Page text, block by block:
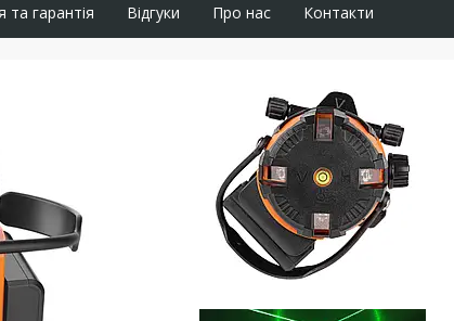
та гарантія Відгуки Про нас Контакти